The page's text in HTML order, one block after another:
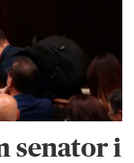
senator i